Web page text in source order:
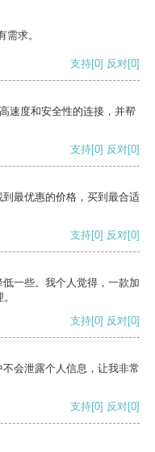
求。
支持[0] 反对[0]
速度和安全性的连接，并帮
支持[0] 反对[0]
最优惠的价格，买到最合适
支持[0] 反对[0]
一些。我个人觉得，一款加
支持[0] 反对[0]
会泄露个人信息，让我非常
支持[0] 反对[0]